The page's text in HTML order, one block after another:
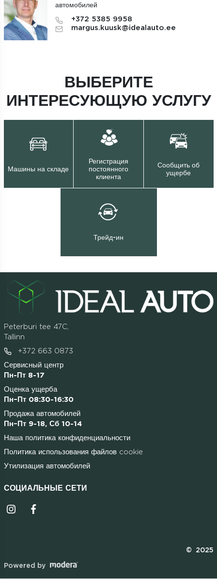
автомобилей
+372 5385 9958
margus.kuusk@idealauto.ee
ВЫБЕРИТЕ
ИНТЕРЕСУЮЩУЮ УСЛУГУ
Машины на складе
Регистрация
постоянного
клиента
Сообщить об
ущербе
Трейд-ин
Peterburi tee 47C,
Tallinn
+372 663 0873
Сервисный центр
Пн-Пт 8-17
Оценка ущерба
Пн–Пт 08:30-16:30
Продажа автомобилей
Пн–Пт 9-18, Сб 10-14
Наша политика конфиденциальности
Политика использования файлов cookie
Утилизация автомобилей
СОЦИАЛЬНЫЕ СЕТИ
Instagrammi ikoon
© 2025
Powered by